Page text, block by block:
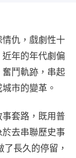
仇，戲劇性十
年的年代劇偏
鬥軌跡，串起
市的變革。
事套路，既用普
去串聯歷史事
長久的停留，